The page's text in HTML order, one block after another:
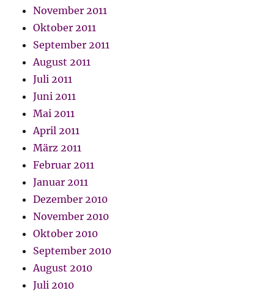
November 2011
Oktober 2011
September 2011
August 2011
Juli 2011
Juni 2011
Mai 2011
April 2011
März 2011
Februar 2011
Januar 2011
Dezember 2010
November 2010
Oktober 2010
September 2010
August 2010
Juli 2010